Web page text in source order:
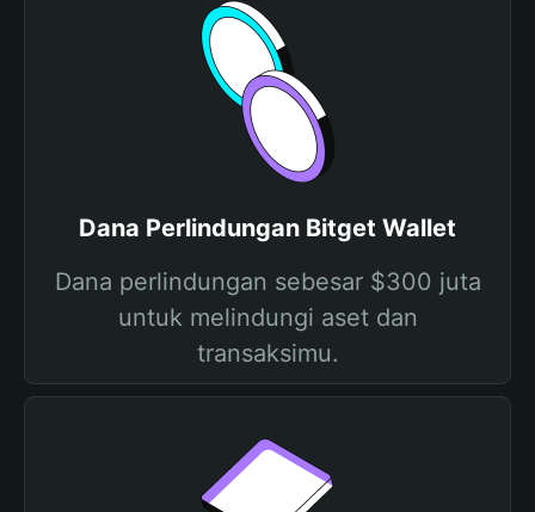
Dana Perlindungan Bitget Wallet
Dana perlindungan sebesar $300 juta
untuk melindungi aset dan
transaksimu.